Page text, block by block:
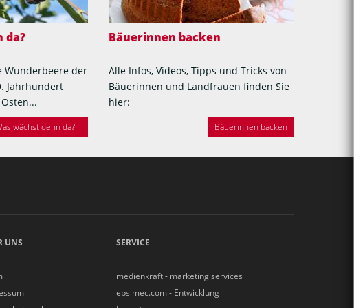
da?
Wunderbeere der
Jahrhundert
wächst denn da?...
Bäuerinnen backen
Alle Infos, Videos, Tipps und Tricks von
Bäuerinnen und Landfrauen finden Sie
hier:
Bäuerinnen backen
UNS SERVICE
medienkraft - marketing services
epsimec.com - Entwicklung